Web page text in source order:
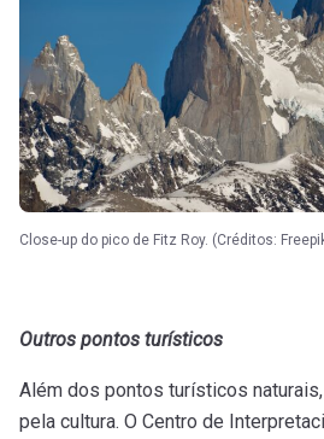
Close-up do pico de Fitz Roy. (Créditos:
Outros pontos turísticos
Além dos pontos turísticos
pela cultura. O Centro de